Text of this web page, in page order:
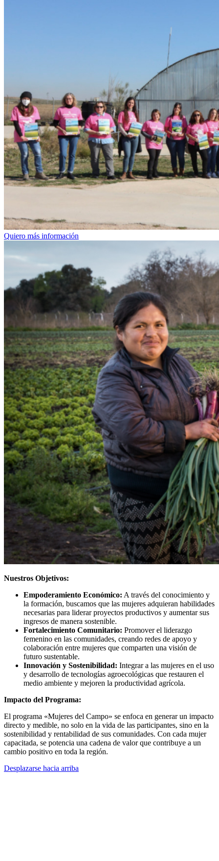
Quiero más información
Nuestros Objetivos:
Empoderamiento Económico: A través del conocimiento y
la formación, buscamos que las mujeres adquieran habilidades
necesarias para liderar proyectos productivos y aumentar sus
ingresos de manera sostenible.
Fortalecimiento Comunitario: Promover el liderazgo
femenino en las comunidades, creando redes de apoyo y
colaboración entre mujeres que comparten una visión de
futuro sustentable.
Innovación y Sostenibilidad: Integrar a las mujeres en el uso
y desarrollo de tecnologías agroecológicas que restauren el
medio ambiente y mejoren la productividad agrícola.
Impacto del Programa:
El programa «Mujeres del Campo» se enfoca en generar un impacto
directo y medible, no solo en la vida de las participantes, sino en la
sostenibilidad y rentabilidad de sus comunidades. Con cada mujer
capacitada, se potencia una cadena de valor que contribuye a un
cambio positivo en toda la región.
Desplazarse hacia arriba